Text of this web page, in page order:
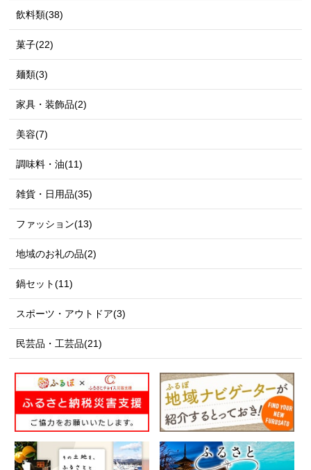
飲料類(38)
菓子(22)
麺類(3)
家具・装飾品(2)
美容(7)
調味料・油(11)
雑貨・日用品(35)
ファッション(13)
地域のお礼の品(2)
鍋セット(11)
スポーツ・アウトドア(3)
民芸品・工芸品(21)